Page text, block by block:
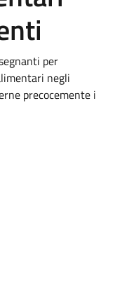
per
negli
precocemente i